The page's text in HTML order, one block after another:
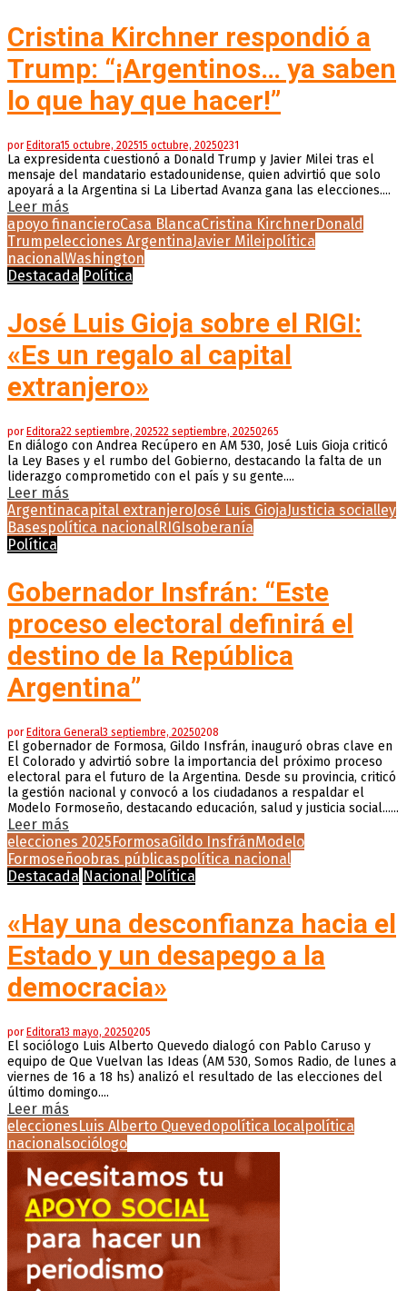
Cristina Kirchner respondió a
Trump: “¡Argentinos… ya saben
lo que hay que hacer!”
por Editora15 octubre, 202515 octubre, 20250231
La expresidenta cuestionó a Donald Trump y Javier Milei tras el
mensaje del mandatario estadounidense, quien advirtió que solo
apoyará a la Argentina si La Libertad Avanza gana las elecciones....
Leer más
apoyo financieroCasa BlancaCristina KirchnerDonald
Trumpelecciones ArgentinaJavier Mileipolítica
nacionalWashington
Destacada Política
José Luis Gioja sobre el RIGI:
«Es un regalo al capital
extranjero»
por Editora22 septiembre, 202522 septiembre, 20250265
En diálogo con Andrea Recúpero en AM 530, José Luis Gioja criticó
la Ley Bases y el rumbo del Gobierno, destacando la falta de un
liderazgo comprometido con el país y su gente....
Leer más
Argentinacapital extranjeroJosé Luis GiojaJusticia socialley
Basespolítica nacionalRIGIsoberanía
Política
Gobernador Insfrán: “Este
proceso electoral definirá el
destino de la República
Argentina”
porEditora General3 septiembre, 20250208
El gobernador de Formosa, Gildo Insfrán, inauguró obras clave en
El Colorado y advirtió sobre la importancia del próximo proceso
electoral para el futuro de la Argentina. Desde su provincia, criticó
la gestión nacional y convocó a los ciudadanos a respaldar el
Modelo Formoseño, destacando educación, salud y justicia social......
Leer más
elecciones 2025FormosaGildo InsfránModelo
Formoseñoobras públicaspolítica nacional
Destacada Nacional Política
«Hay una desconfianza hacia el
Estado y un desapego a la
democracia»
porEditora13 mayo, 20250205
El sociólogo Luis Alberto Quevedo dialogó con Pablo Caruso y
equipo de Que Vuelvan las Ideas (AM 530, Somos Radio, de lunes a
viernes de 16 a 18 hs) analizó el resultado de las elecciones del
último domingo....
Leer más
eleccionesLuis Alberto Quevedopolítica localpolítica
nacionalsociólogo